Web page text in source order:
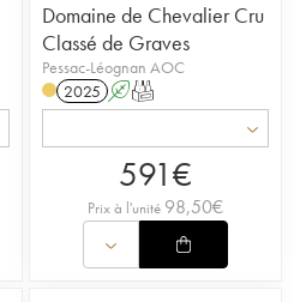
Domaine de Chevalier Cru
Classé de Graves
Pessac-Léognan AOC
2025 AT
591€
Prix à l'unité 98,50€